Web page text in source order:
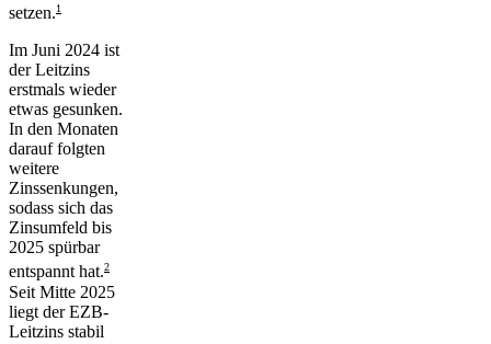
setzen.1
Im Juni 2024 ist
der Leitzins
erstmals wieder
etwas gesunken.
In den Monaten
darauf folgten
weitere
Zinssenkungen,
sodass sich das
Zinsumfeld bis
2025 spürbar
entspannt hat.2
Seit Mitte 2025
liegt der EZB-
Leitzins stabil